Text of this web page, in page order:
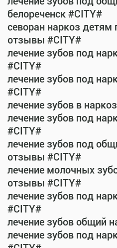
белореченск #CITY#
севоран наркоз детям
отзывы #CITY#
лечение зубов под
#CITY#
лечение зубов под
#CITY#
лечение зубов в
лечение зубов под
#CITY#
лечение зубов под
отзывы #CITY#
лечение молочных
отзывы #CITY#
лечение зубов под
#CITY#
лечение зубов общий
лечение зубов под